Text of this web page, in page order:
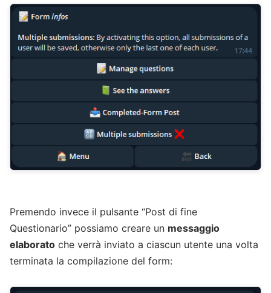
Premendo invece il pulsante “Post di fine
Questionario” possiamo creare un messaggio
elaborato che verrà inviato a ciascun utente una volta
terminata la compilazione del form: